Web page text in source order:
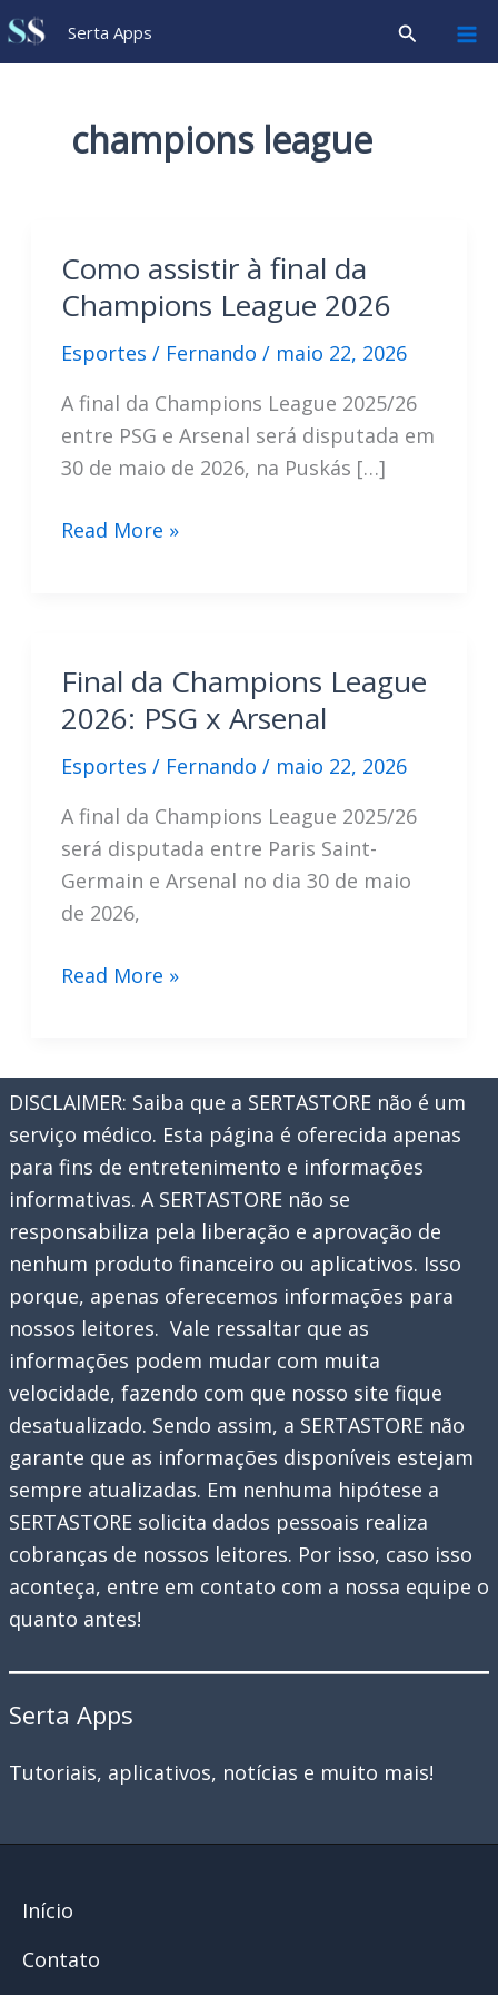
Ir
para
Serta Apps Pesquisar
champions league
Como assistir à final da
Champions League 2026
Esportes / Fernando / maio 22, 2026
A final da Champions League 2025/26
entre PSG e Arsenal será disputada em
30 de maio de 2026, na Puskás […]
Como
Champions
League
2026
Read More »
Final da Champions League
2026: PSG x Arsenal
Esportes / Fernando / maio 22, 2026
A final da Champions League 2025/26
será disputada entre Paris Saint-
Germain e Arsenal no dia 30 de maio
de 2026,
Final
2026:
PSG
x
Arsenal
Read More »
DISCLAIMER: Saiba que a SERTASTORE não é um
serviço médico. Esta página é oferecida apenas
para fins de entretenimento e informações
informativas. A SERTASTORE não se
responsabiliza pela liberação e aprovação de
nenhum produto financeiro ou aplicativos. Isso
porque, apenas oferecemos informações para
nossos leitores. Vale ressaltar que as
informações podem mudar com muita
velocidade, fazendo com que nosso site fique
desatualizado. Sendo assim, a SERTASTORE não
garante que as informações disponíveis estejam
sempre atualizadas. Em nenhuma hipótese a
SERTASTORE solicita dados pessoais realiza
cobranças de nossos leitores. Por isso, caso isso
aconteça, entre em contato com a nossa equipe o
quanto antes!
Serta Apps
Tutoriais, aplicativos, notícias e muito mais!
Início
Contato